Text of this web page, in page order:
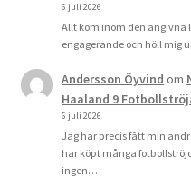
6 juli 2026
Allt kom inom den angivna
engagerande och höll mig
Andersson Öyvind om
Haaland 9
6 juli 2026
Jag har precis fått min
har köpt många
ingen…